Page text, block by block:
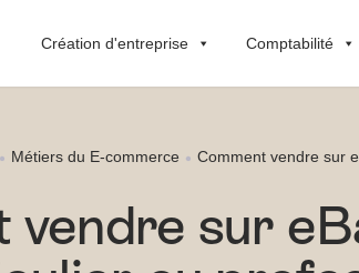
Création d'entreprise Comptabilité
Métiers du E-commerce Comment vendre sur
vendre sur